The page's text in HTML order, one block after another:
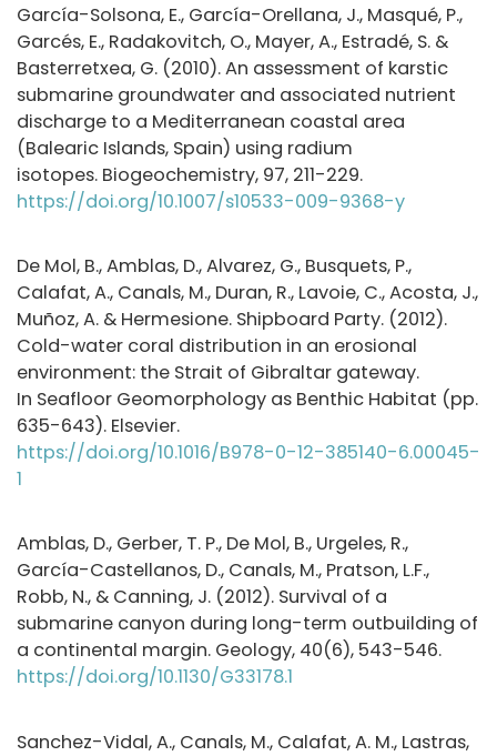
García-Solsona, E., García-Orellana, J., Masqué, P.,
Garcés, E., Radakovitch, O., Mayer, A., Estradé, S. &
Basterretxea, G. (2010). An assessment of karstic
submarine groundwater and associated nutrient
discharge to a Mediterranean coastal area
(Balearic Islands, Spain) using radium
isotopes. Biogeochemistry, 97, 211-229.
https://doi.org/10.1007/s10533-009-9368-y
De Mol, B., Amblas, D., Alvarez, G., Busquets, P.,
Calafat, A., Canals, M., Duran, R., Lavoie, C., Acosta, J.,
Muñoz, A. & Hermesione. Shipboard Party. (2012).
Cold-water coral distribution in an erosional
environment: the Strait of Gibraltar gateway.
In Seafloor Geomorphology as Benthic Habitat (pp.
635-643). Elsevier.
https://doi.org/10.1016/B978-0-12-385140-6.00045-
1
Amblas, D., Gerber, T. P., De Mol, B., Urgeles, R.,
García-Castellanos, D., Canals, M., Pratson, L.F.,
Robb, N., & Canning, J. (2012). Survival of a
submarine canyon during long-term outbuilding of
a continental margin. Geology, 40(6), 543-546.
https://doi.org/10.1130/G33178.1
Sanchez-Vidal, A., Canals, M., Calafat, A. M., Lastras,